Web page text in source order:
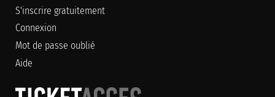
S'inscrire gratuitement
Connexion
Mot de passe oublié
Aide